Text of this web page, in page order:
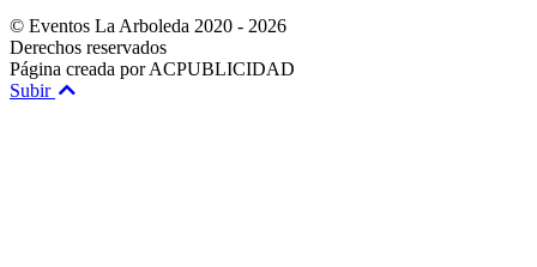
© Eventos La Arboleda 2020 - 2026
Derechos reservados
Página creada por ACPUBLICIDAD
Subir